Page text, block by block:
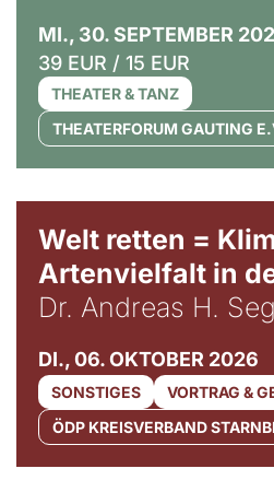
MI., 30. SEPTEMBER
39 EUR / 15 EUR
THEATER & TANZ
THEATERFORUM GAUTING
Welt retten =
Artenvielfalt in
Dr. Andreas H.
DI., 06. OKTOBER 2026
SONSTIGES
VORTRAG &
ÖDP KREISVERBAND